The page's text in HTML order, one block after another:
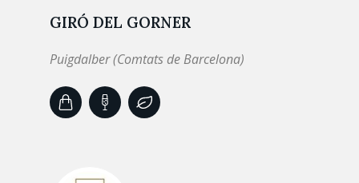
GIRÓ DEL GORNER
Puigdalber (Comtats de Barcelona)